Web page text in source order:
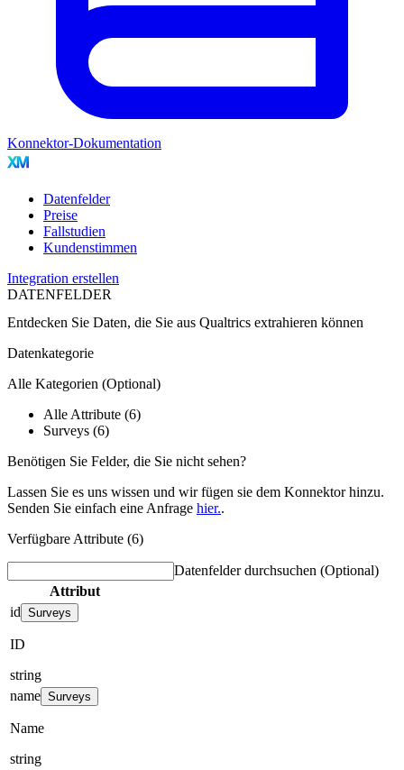
Konnektor-Dokumentation
Datenfelder
Preise
Fallstudien
Kundenstimmen
Integration erstellen
DATENFELDER
Entdecken Sie Daten, die Sie aus Qualtrics extrahieren können
Datenkategorie
Alle Kategorien (Optional)
Alle Attribute (6)
Surveys (6)
Benötigen Sie Felder, die Sie nicht sehen?
Lassen Sie es uns wissen und wir fügen sie dem Konnektor hinzu.
Senden Sie einfach eine Anfrage hier..
Verfügbare Attribute (6)
Datenfelder durchsuchen (Optional)
Attribut
id Surveys
ID
string
name Surveys
Name
string